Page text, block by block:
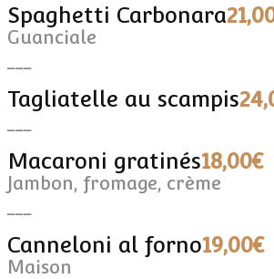
Spaghetti Carbonara
Guanciale
Tagliatelle au scampis
Macaroni gratinés18,00€
Jambon, fromage, crème
Canneloni al forno19,00€
Maison